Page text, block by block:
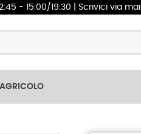
- 15:00/19:30 | Scrivici via mail
AGRICOLO